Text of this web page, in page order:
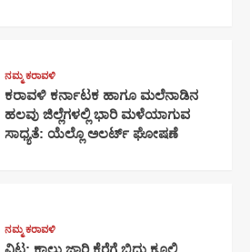
ನಮ್ಮ ಕರಾವಳಿ
ಕರಾವಳಿ ಕರ್ನಾಟಕ ಹಾಗೂ ಮಲೆನಾಡಿನ
ಹಲವು ಜಿಲ್ಲೆಗಳಲ್ಲಿ ಭಾರಿ ಮಳೆಯಾಗುವ
ಸಾಧ್ಯತೆ: ಯೆಲ್ಲೊ ಅಲರ್ಟ್ ಘೋಷಣೆ
ನಮ್ಮ ಕರಾವಳಿ
ವಿಟ್ಲ: ಕಾಲು ಜಾರಿ ಕೆರೆಗೆ ಬಿದ್ದು ಕೂಲಿ